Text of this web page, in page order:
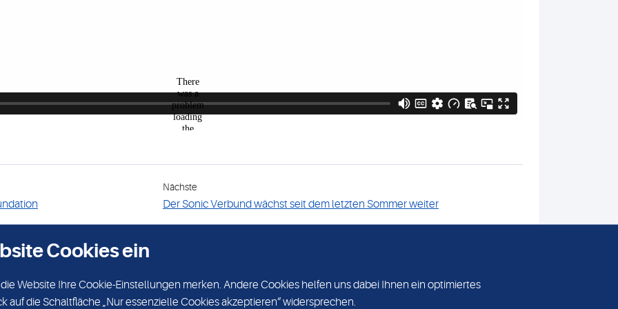
Nächste
Der Sonic Verbund wächst seit dem letzten Sommer weiter
Sonic Healthcare Germany GmbH & Co. KG, Mecklenburgische Straße 28, 14197 Berlin
Cookies ein
Website Ihre Cookie-Einstellungen merken. Andere Cookies helfen uns dabei Ihnen ein optimiertes
auf die Schaltfläche „Nur essenzielle Cookies akzeptieren“ widersprechen.